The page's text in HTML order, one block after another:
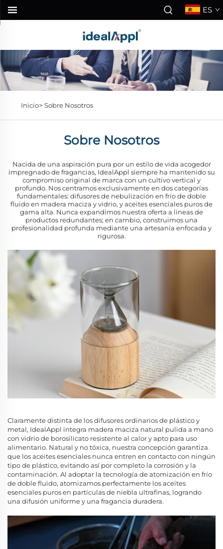
ES
Inicio> Sobre Nosotros
Sobre Nosotros
Nacida de una aspiración pura por un estilo de vida acogedor
impregnado de fragancias, IdealAppl siempre ha mantenido su
compromiso original de marca con un cultivo vertical y
profundo. Nos centramos exclusivamente en dos categorías
fundamentales: difusores de nebulización en frío de doble
fluido en madera maciza y vidrio, y aceites esenciales puros de
gama alta. Nunca expandimos nuestra oferta a líneas de
productos redundantes; en cambio, construimos una
profesionalidad profunda mediante una artesanía enfocada y
rigurosa.
Claramente distinta de los difusores ordinarios de plástico y
metal, IdealAppl integra madera maciza natural pulida a mano
con vidrio de borosilicato resistente al calor y apto para uso
alimentario. Natural y no tóxica, nuestra concepción garantiza
que los aceites esenciales nunca entren en contacto con ningún
tipo de plástico, evitando así por completo la corrosión y la
contaminación. Al adoptar la tecnología de atomización en frío
de doble fluido, atomizamos perfectamente los aceites
esenciales puros en partículas de niebla ultrafinas, logrando
una difusión uniforme y una fragancia duradera.